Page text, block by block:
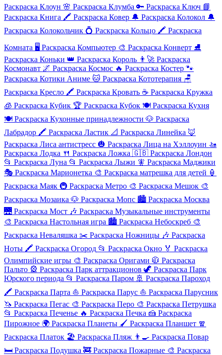
Раскраска Клоун 🌸 Раскраска Клумба 🔑 Раскраска Ключ 📘
Раскраска Книга 🖍️ Раскраска Ковер 🔔 Раскраска Колокол 🔔
Раскраска Колокольчик 💍 Раскраска Кольцо 🖍️ Раскраска
Комната 🖥️ Раскраска Компьютер 🎨 Раскраска Конверт ⛸️
Раскраска Коньки 👑 Раскраска Король 👨‍🚀 Раскраска
Космонавт 🌌 Раскраска Космос 🔥 Раскраска Костер 🐾
Раскраска Котики Аниме 🐱 Раскраска Кототерапия 🪑
Раскраска Кресло 🖍️ Раскраска Кровать ☕ Раскраска Кружка
🧊 Раскраска Кубик 🏆 Раскраска Кубок 🍽️ Раскраска Кухня
🍽️ Раскраска Кухонные принадлежности 🐶 Раскраска
Лабрадор 🖍️ Раскраска Ластик 📐 Раскраска Линейка 🦊
Раскраска Лиса антистресс 🎃 Раскраска Лица на Хэллоуин 🚤
Раскраска Лодка 🍴 Раскраска Ложка 🇬🇧 Раскраска Лондон
📂 Раскраска Луна 📂 Раскраска Лыжи 🧚 Раскраска Маджики
🎭 Раскраска Марионетка 🎨 Раскраска матрешка для детей 🏮
Раскраска Маяк 🚇 Раскраска Метро 🎨 Раскраска Мешок 🎨
Раскраска Мозаика 🐶 Раскраска Мопс 🏙️ Раскраска Москва
🌉 Раскраска Мост 🎶 Раскраска Музыкальные инструменты
🎨 Раскраска Настольная игра 🏙️ Раскраска Небоскреб 🎨
Раскраска Неваляшка ✂️ Раскраска Ножницы 🎶 Раскраска
Ноты 🖍️ Раскраска Огород 📂 Раскраска Окно 🏅 Раскраска
Олимпийские игры 🎨 Раскраска Оригами 🧥 Раскраска
Пальто 🎡 Раскраска Парк аттракционов 🦖 Раскраска Парк
Юрского периода 📂 Раскраска Паром 🚢 Раскраска Пароход
🖍️ Раскраска Парта ⛵ Раскраска Парус ⛵ Раскраска Парусник
🦄 Раскраска Пегас 🎨 Раскраска Перо 🎨 Раскраска Петрушка
📂 Раскраска Печенье 🔥 Раскраска Печка 🍰 Раскраска
Пирожное 🌍 Раскраска Планеты 🖌️ Раскраска Планшет 🧣
Раскраска Платок 🏖️ Раскраска Пляж 👨‍🍳 Раскраска Повар
🛏️ Раскраска Подушка 🚒 Раскраска Пожарные 🎨 Раскраска